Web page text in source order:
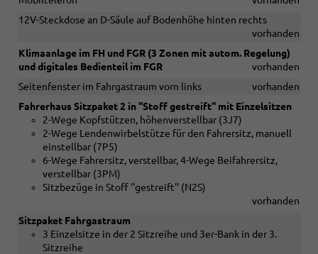
12V-Steckdose an D-Säule auf Bodenhöhe hinten rechts
vorhanden
Klimaanlage im FH und FGR (3 Zonen mit autom. Regelung)
und digitales Bedienteil im FGR
vorhanden
Seitenfenster im Fahrgastraum vorn links
vorhanden
Fahrerhaus Sitzpaket 2 in ''Stoff gestreift'' mit Einzelsitzen
2-Wege Kopfstützen, höhenverstellbar (3J7)
2-Wege Lendenwirbelstütze für den Fahrersitz, manuell
einstellbar (7P5)
6-Wege Fahrersitz, verstellbar, 4-Wege Beifahrersitz,
verstellbar (3PM)
Sitzbezüge in Stoff ''gestreift'' (N2S)
vorhanden
Sitzpaket Fahrgastraum
3 Einzelsitze in der 2 Sitzreihe und 3er-Bank in der 3.
Sitzreihe